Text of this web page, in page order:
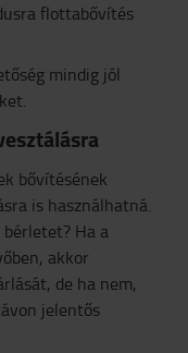
flottabővítés
mindig jól
bővítésének
is használhatná.
Ha a
akkor
de ha nem,
jelentős